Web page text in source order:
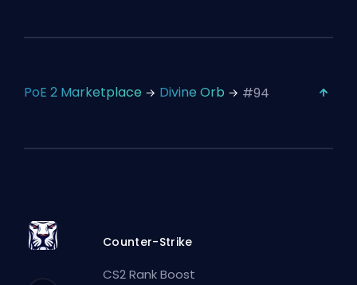
PoE 2 Marketplace Divine Orb #94
Counter-Strike
CS2 Rank Boost